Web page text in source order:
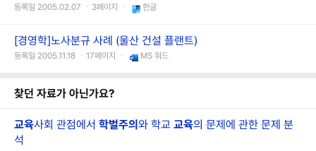
등록일 2005.02.07 ㆍ3페이지 ㆍ 한글
[경영학]노사분규 사례 (울산 건설 플랜트)
등록일 2005.11.18 ㆍ17페이지 ㆍ MS 워드
찾던 자료가 아닌가요?
교육사회 관점에서 학벌주의 와 학교 교육의 문제에 관한 문제 분
석